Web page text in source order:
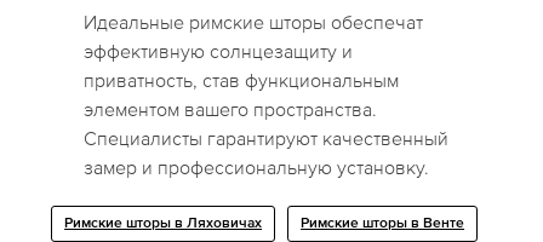
Идеальные римские шторы обеспечат
эффективную солнцезащиту и
приватность, став функциональным
элементом вашего пространства.
Специалисты гарантируют качественный
замер и профессиональную установку.
Римские шторы в Ляховичах Римские шторы в Венте